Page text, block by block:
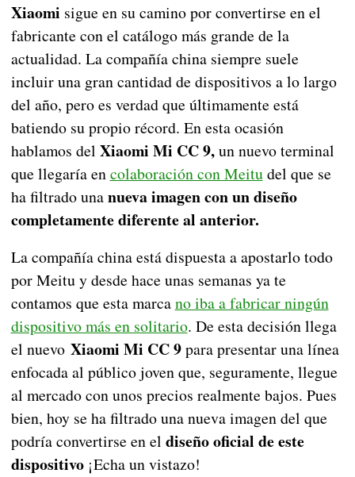
Xiaomi sigue en su camino por convertirse en el
fabricante con el catálogo más grande de la
actualidad. La compañía china siempre suele
incluir una gran cantidad de dispositivos a lo largo
del año, pero es verdad que últimamente está
batiendo su propio récord. En esta ocasión
hablamos del Xiaomi Mi CC 9,un nuevo terminal
que llegaría encolaboración con Meitudel que se
ha filtrado unanueva imagen con un diseño
completamente diferente al anterior.
La compañía china está dispuesta a apostarlo todo
por Meitu y desde hace unas semanas ya te
contamos que esta marcano iba a fabricar ningún
dispositivo más en solitario. De esta decisión llega
el nuevoXiaomi Mi CC 9para presentar una línea
enfocada al público joven que, seguramente, llegue
al mercado con unos precios realmente bajos. Pues
bien, hoy se ha filtrado una nueva imagen del que
podría convertirse en el diseño oficial de este
dispositivo¡Echa un vistazo!